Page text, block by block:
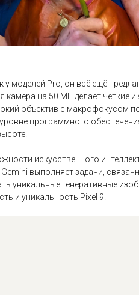
моделей Pro, он всё ещё
камера на 50 МП делает чёткие
объектив с макрофокусом
программного
искусственного
выполняет задачи,
уникальные генеративные
и уникальность Pixel 9.